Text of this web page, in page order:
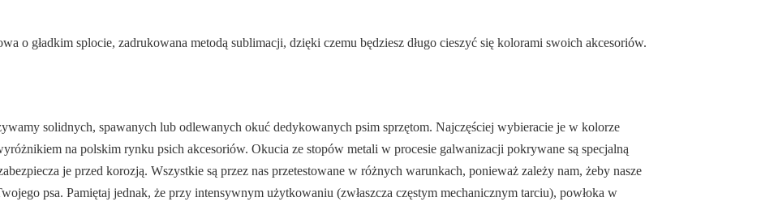
o gładkim splocie, zadrukowana metodą sublimacji, dzięki czemu będziesz długo cieszyć się kolorami swoich akcesoriów.
solidnych, spawanych lub odlewanych okuć dedykowanych psim sprzętom. Najczęściej wybieracie je w kolorze
na polskim rynku psich akcesoriów. Okucia ze stopów metali w procesie galwanizacji pokrywane są specjalną
je przed korozją. Wszystkie są przez nas przetestowane w różnych warunkach, ponieważ zależy nam, żeby nasze
psa. Pamiętaj jednak, że przy intensywnym użytkowaniu (zwłaszcza częstym mechanicznym tarciu), powłoka w